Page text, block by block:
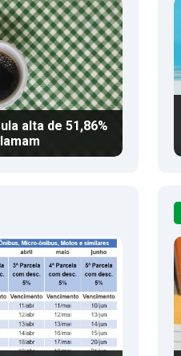
alta de 51,86%